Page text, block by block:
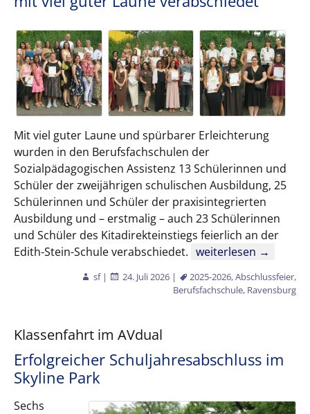
Mit viel guter Laune und spürbarer Erleichterung
wurden in den Berufsfachschulen der
Sozialpädagogischen Assistenz 13 Schülerinnen und
Schüler der zweijährigen schulischen Ausbildung, 25
Schülerinnen und Schüler der praxisintegrierten
Ausbildung und – erstmalig – auch 23 Schülerinnen
und Schüler des Kitadirekteinstiegs feierlich an der
Edith-Stein-Schule verabschiedet. 61 Absolventinnen
weiterlesen →
sf| 24. Juli 2026 | 2025-2026,Abschlussfeier,
Berufsfachschule, Ravensburg
Klassenfahrt im AVdual
Erfolgreicher Schuljahresabschluss im
Skyline Park
Sechs